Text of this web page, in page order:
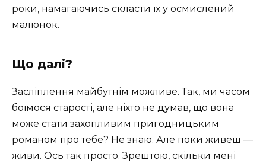
роки, намагаючись скласти їх у осмислений
малюнок.
Що далі?
Засліплення майбутнім можливе. Так, ми часом
боїмося старості, але ніхто не думав, що вона
може стати захопливим пригодницьким
романом про тебе? Не знаю. Але поки живеш —
живи. Ось так просто. Зрештою, скільки мені